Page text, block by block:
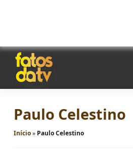
Paulo Celestino
Início» Paulo Celestino